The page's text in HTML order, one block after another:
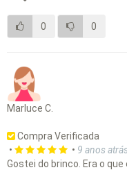
0 0
Marluce C.
Compra Verificada
•
• 9 anos
Gostei do brinco. Era o